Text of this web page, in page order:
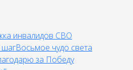
инвалидов СВО
Восьмое чудо света
за Победу